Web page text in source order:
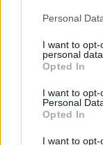
Please note that
not limited to
grant or deny
use your data for
consent section.
Personal
I want to
personal data.
Opted In
I want to
Personal
Opted In
I want to